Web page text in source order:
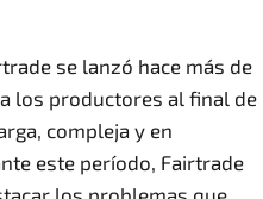
se lanzó hace más de
los productores al final de
compleja y en
este período, Fairtrade
los problemas que